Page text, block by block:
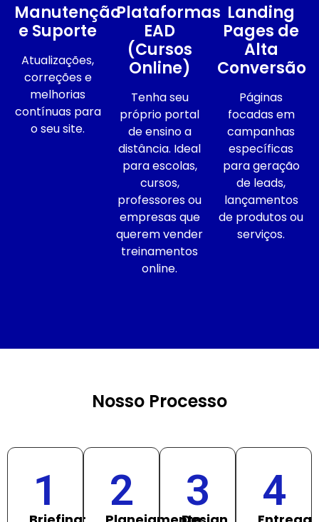
Manutenção
e Suporte
Atualizações,
correções e
melhorias
contínuas para
o seu site.
Plataformas
EAD
(Cursos
Online)
Tenha seu
próprio portal
de ensino a
distância. Ideal
para escolas,
cursos,
professores ou
empresas que
querem vender
treinamentos
online.
Landing
Pages de
Alta
Conversão
Páginas
focadas em
campanhas
específicas
para geração
de leads,
lançamentos
de produtos ou
serviços.
Nosso Processo
1 2 3 4